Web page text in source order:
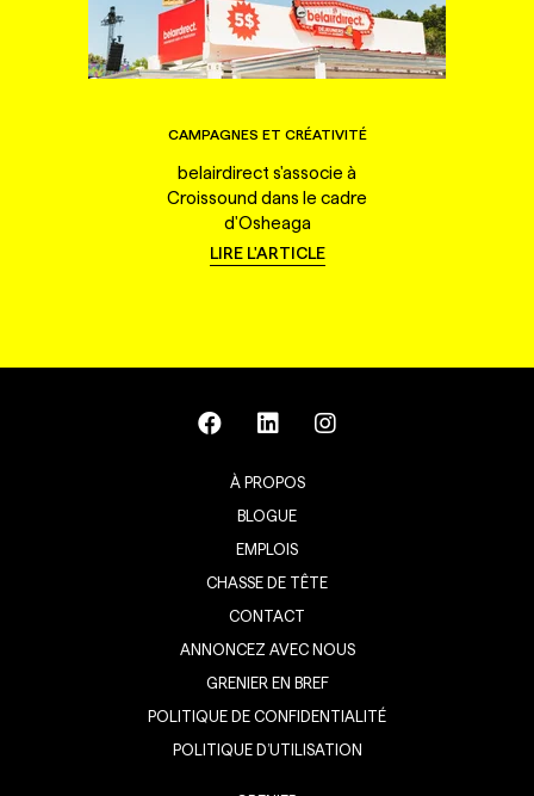
CAMPAGNES ET CRÉATIVITÉ
belairdirect s'associe à
Croissound dans le cadre
d'Osheaga
LIRE L'ARTICLE
À PROPOS
BLOGUE
EMPLOIS
CHASSE DE TÊTE
CONTACT
ANNONCEZ AVEC NOUS
GRENIER EN BREF
POLITIQUE DE CONFIDENTIALITÉ
POLITIQUE D’UTILISATION